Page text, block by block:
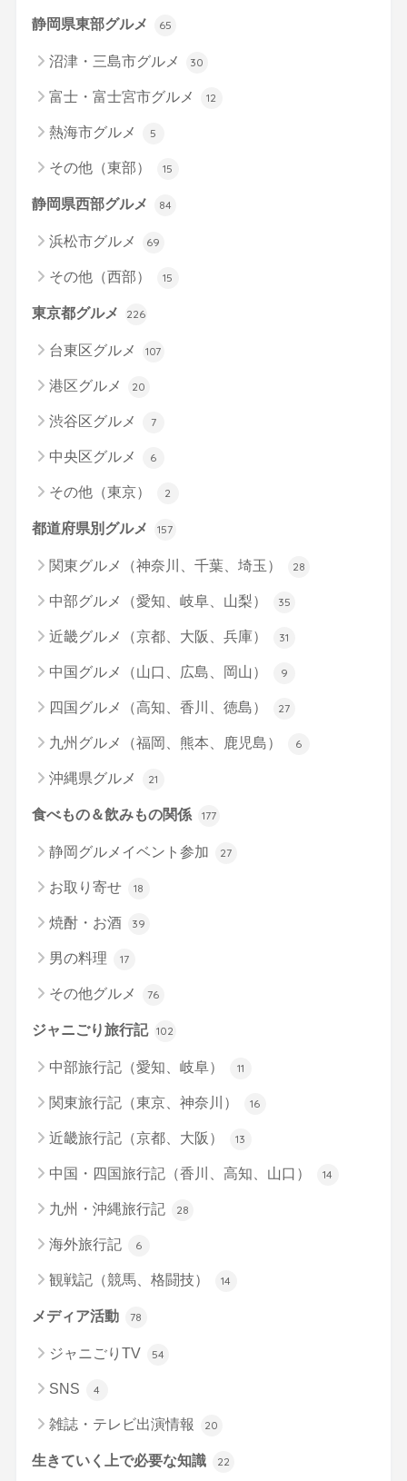
静岡県東部グルメ 65
沼津・三島市グルメ 30
富士・富士宮市グルメ 12
熱海市グルメ 5
その他（東部） 15
静岡県西部グルメ 84
浜松市グルメ 69
その他（西部） 15
東京都グルメ 226
台東区グルメ 107
港区グルメ 20
渋谷区グルメ 7
中央区グルメ 6
その他（東京） 2
都道府県別グルメ 157
関東グルメ（神奈川、千葉、埼玉） 28
中部グルメ（愛知、岐阜、山梨） 35
近畿グルメ（京都、大阪、兵庫） 31
中国グルメ（山口、広島、岡山） 9
四国グルメ（高知、香川、徳島） 27
九州グルメ（福岡、熊本、鹿児島） 6
沖縄県グルメ 21
食べもの＆飲みもの関係 177
静岡グルメイベント参加 27
お取り寄せ 18
焼酎・お酒 39
男の料理 17
その他グルメ 76
ジャニごり旅行記 102
中部旅行記（愛知、岐阜） 11
関東旅行記（東京、神奈川） 16
近畿旅行記（京都、大阪） 13
中国・四国旅行記（香川、高知、山口） 14
九州・沖縄旅行記 28
海外旅行記 6
観戦記（競馬、格闘技） 14
メディア活動 78
ジャニごりTV 54
SNS 4
雑誌・テレビ出演情報 20
生きていく上で必要な知識 22